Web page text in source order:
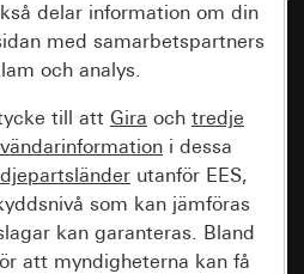
delar information om din
med samarbetspartners
och analys.
till att Gira och tredje
i dessa
utanför EES,
som kan jämföras
kan garanteras. Bland
att myndigheterna kan få